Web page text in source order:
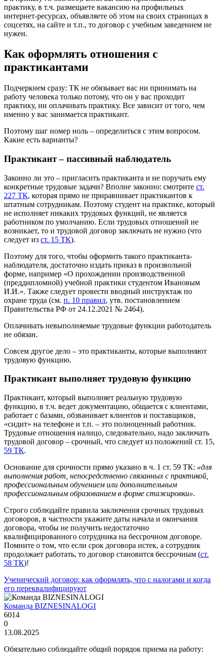
практику, в т.ч. размещаете вакансию на профильных
интернет-ресурсах, объявляете об этом на своих страницах в
соцсетях, на сайте и т.п., то договор с учебным заведением не
нужен.
Как оформлять отношения с
практикантами
Подчеркнем сразу: ТК не обязывает вас ни принимать на
работу человека только потому, что он у вас проходит
практику, ни оплачивать практику. Все зависит от того, чем
именно у вас занимается практикант.
Поэтому шаг номер ноль – определиться с этим вопросом.
Какие есть варианты?
Практикант – пассивный наблюдатель
Законно ли это – пригласить практиканта и не поручать ему
конкретные трудовые задачи? Вполне законно: смотрите ст.
227 ТК, которая прямо не приравнивает практикантов к
штатным сотрудникам. Поэтому студент на практике, который
не исполняет никаких трудовых функций, не является
работником по умолчанию. Если трудовых отношений не
возникает, то и трудовой договор заключать не нужно (что
следует из ст. 15 ТК).
Поэтому для того, чтобы оформить такого практиканта-
наблюдателя, достаточно издать приказ в произвольной
форме, например «О прохождении производственной
(преддипломной) учебной практики студентом Ивановым
И.И.». Также следует провести вводный инструктаж по
охране труда (см. п. 10 правил, утв. постановлением
Правительства РФ от 24.12.2021 № 2464).
Оплачивать невыполняемые трудовые функции работодатель
не обязан.
Совсем другое дело – это практиканты, которые выполняют
трудовую функцию.
Практикант выполняет трудовую функцию
Практикант, который выполняет реальную трудовую
функцию, в т.ч. ведет документацию, общается с клиентами,
работает с базами, обзванивает клиентов и поставщиков,
«сидит» на телефоне и т.п. – это полноценный работник.
Трудовые отношения налицо, следовательно, надо заключать
трудовой договор – срочный, что следует из положений ст. 15,
59 ТК.
Основание для срочности прямо указано в ч. 1 ст. 59 ТК: «для
выполнения работ, непосредственно связанных с практикой,
профессиональным обучением или дополнительным
профессиональным образованием в форме стажировки».
Строго соблюдайте правила заключения срочных трудовых
договоров, в частности укажите даты начала и окончания
договора, чтобы не получить недостаточно
квалифицированного сотрудника на бессрочном договоре.
Помните о том, что если срок договора истек, а сотрудник
продолжает работать, то договор становится бессрочным (ст.
58 ТК)!
Ученический договор: как оформлять, что с налогами и когда
его переквалифицируют
Команда BIZNESINALOGI
6014
0
13.08.2025
Обязательно соблюдайте общий порядок приема на работу: